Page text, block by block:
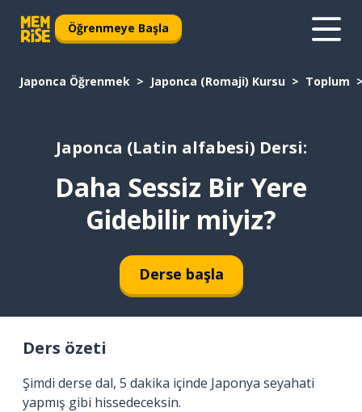
Öğrenmeye Başla
Japonca Öğrenmek Japonca (Romaji) Kursu Toplum
Japonca (Latin alfabesi) Dersi:
Daha Sessiz Bir Yere
Gidebilir miyiz?
Derse başla
Ders özeti
Şimdi derse dal, 5 dakika içinde Japonya seyahati
yapmış gibi hissedeceksin.